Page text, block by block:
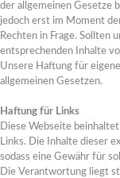
der allgemeinen Gesetze
jedoch erst im Moment
Rechten in Frage. Sollten
entsprechenden Inhalte
Unsere Haftung für
allgemeinen Gesetzen.
Haftung für Links
Diese Webseite
Links. Die Inhalte dieser
sodass eine Gewähr für
Die Verantwortung liegt